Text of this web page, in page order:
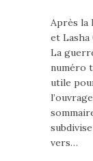
Après la
et Lasha
La
numéro
utile
vers…